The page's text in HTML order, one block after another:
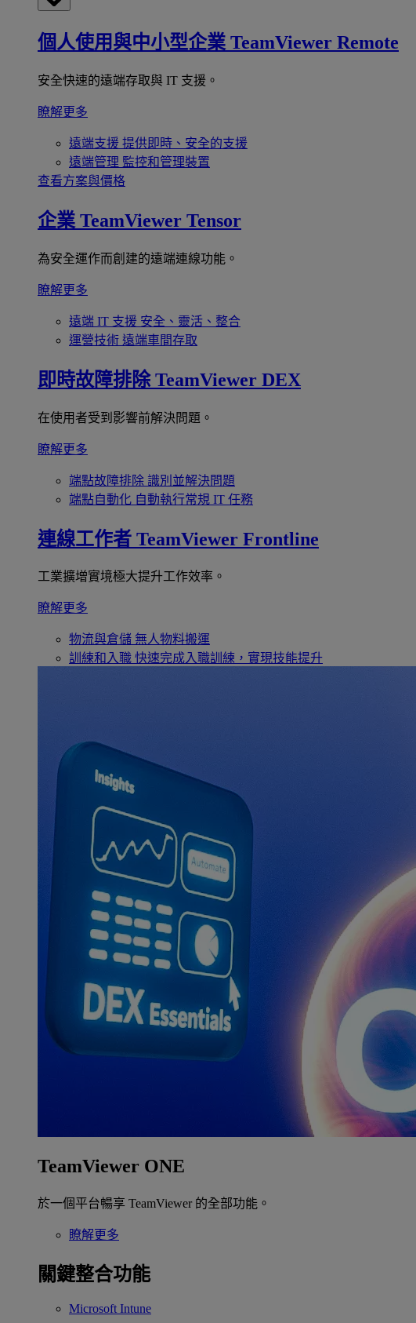
個人使用與中小型企業 TeamViewer Remote
安全快速的遠端存取與 IT 支援。
瞭解更多
遠端支援 提供即時、安全的支援
遠端管理 監控和管理裝置
查看方案與價格
企業 TeamViewer Tensor
為安全運作而創建的遠端連線功能。
瞭解更多
遠端 IT 支援 安全、靈活、整合
運營技術 遠端車間存取
即時故障排除 TeamViewer DEX
在使用者受到影響前解決問題。
瞭解更多
端點故障排除 識別並解決問題
端點自動化 自動執行常規 IT 任務
連線工作者 TeamViewer Frontline
工業擴增實境極大提升工作效率。
瞭解更多
物流與倉儲 無人物料搬運
訓練和入職 快速完成入職訓練，實現技能提升
TeamViewer ONE
於一個平台暢享 TeamViewer 的全部功能。
瞭解更多
關鍵整合功能
Microsoft Intune